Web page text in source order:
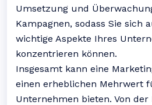
Umsetzung und
Kampagnen, sodass Sie sich
wichtige Aspekte Ihres
konzentrieren können.
Insgesamt kann eine
einen erheblichen Mehrwert
Unternehmen bieten. Von